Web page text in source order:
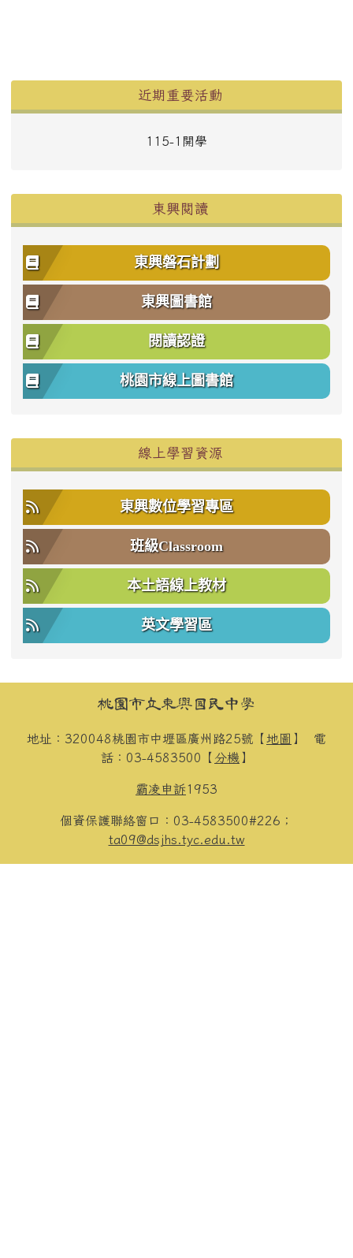
近期重要活動
115-1開學
東興閱讀
東興磐石計劃
東興圖書館
閱讀認證
桃園市線上圖書館
線上學習資源
東興數位學習專區
班級Classroom
本土語線上教材
英文學習區
頁尾區域內容桃園市立東興國民中學
地址：320048桃園市中壢區廣州路25號【 地圖 】 電
話：03-4583500【 分機 】
霸凌申訴1953
個資保護聯絡窗口：03-4583500#226；
ta09@dsjhs.tyc.edu.tw